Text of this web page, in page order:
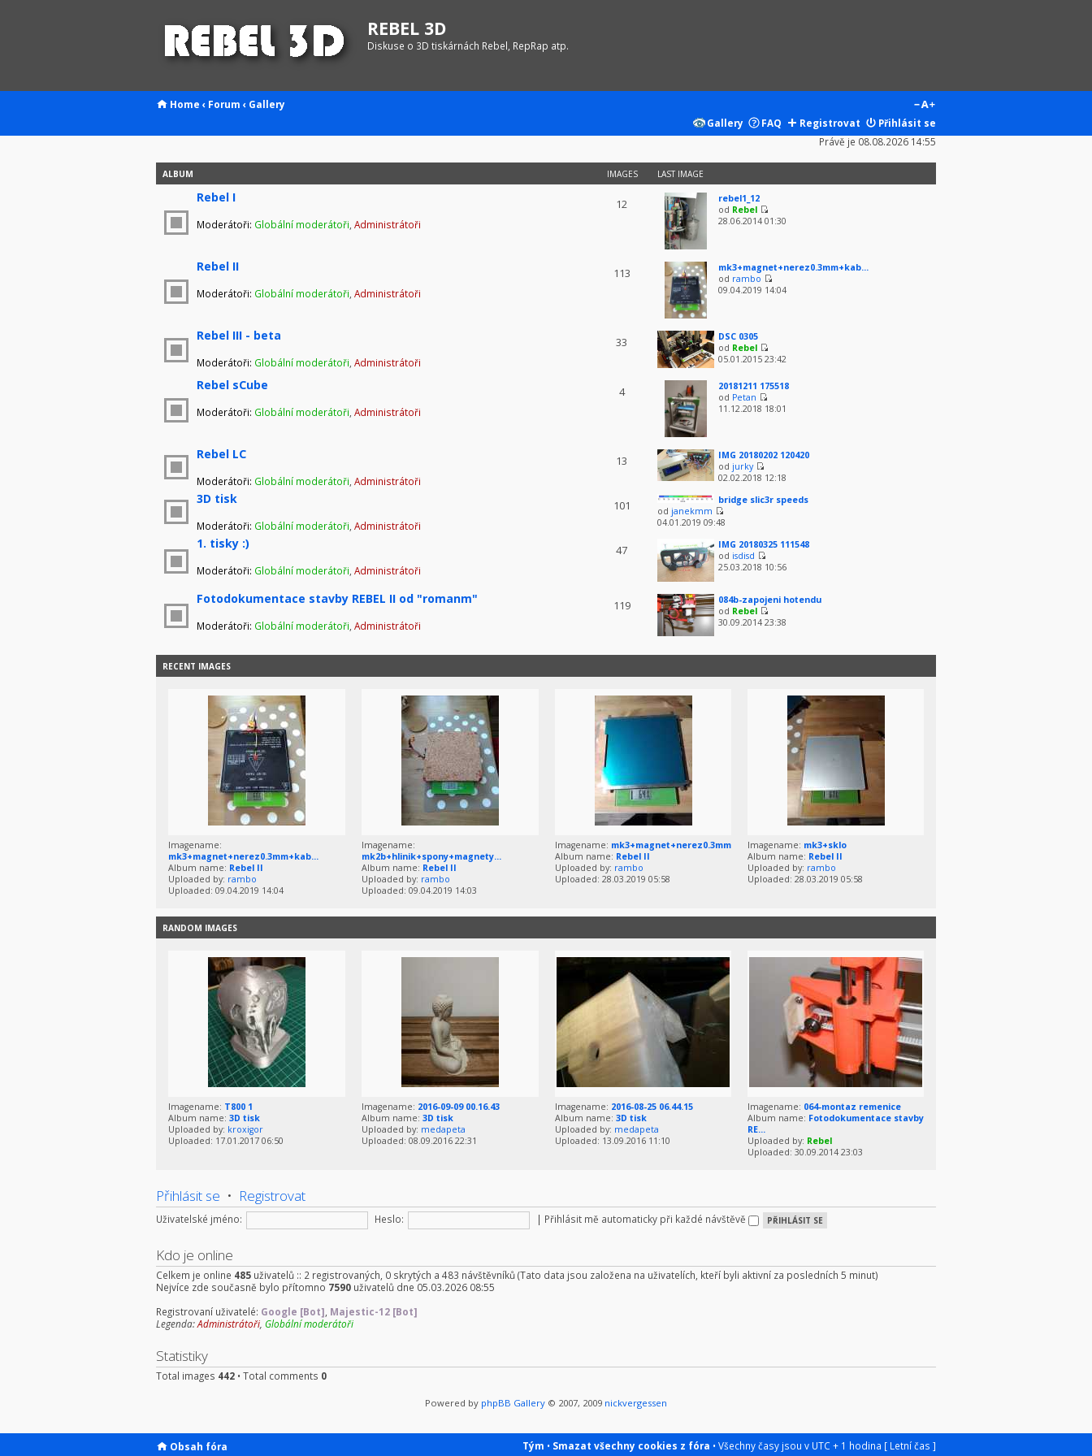
REBEL 3D
Diskuse o 3D tiskárnách Rebel, RepRap atp.
Home ‹ Forum ‹ Gallery
Gallery
FAQ Registrovat
Přihlásit se
Právě je 08.08.2026 14:55
ALBUM IMAGES LAST IMAGE
Rebel I
Moderátoři: Globální moderátoři Administrátoři
12
rebel1_12
od Rebel
28.06.2014 01:30
Rebel II
Moderátoři: Globální moderátoři Administrátoři
113
mk3+magnet+nerez0.3mm+kab...
od rambo
09.04.2019 14:04
Rebel III - beta
Moderátoři: Globální moderátoři Administrátoři
33
DSC 0305
od Rebel
05.01.2015 23:42
Rebel sCube
Moderátoři: Globální moderátoři Administrátoři
4
20181211 175518
od Petan
11.12.2018 18:01
Rebel LC
Moderátoři: Globální moderátoři Administrátoři
13
IMG 20180202 120420
od jurky
02.02.2018 12:18
3D tisk
Moderátoři: Globální moderátoři Administrátoři
101
bridge slic3r speeds
od janekmm
04.01.2019 09:48
1. tisky :)
Moderátoři: Globální moderátoři Administrátoři
47
IMG 20180325 111548
od isdisd
25.03.2018 10:56
Fotodokumentace stavby REBEL II od "romanm"
Moderátoři: Globální moderátoři Administrátoři
119
084b-zapojeni hotendu
od Rebel
30.09.2014 23:38
RECENT IMAGES
Imagename:
mk3+magnet+nerez0.3mm+kab...
Album name: Rebel II
Uploaded by: rambo
Uploaded: 09.04.2019 14:04
Imagename:
mk2b+hlinik+spony+magnety...
Album name: Rebel II
Uploaded by: rambo
Uploaded: 09.04.2019 14:03
Imagename: mk3+magnet+nerez0.3mm
Album name: Rebel II
Uploaded by: rambo
Uploaded: 28.03.2019 05:58
Imagename: mk3+sklo
Album name: Rebel II
Uploaded by: rambo
Uploaded: 28.03.2019 05:58
RANDOM IMAGES
Imagename: T800 1
Album name: 3D tisk
Uploaded by: kroxigor
Uploaded: 17.01.2017 06:50
Imagename: 2016-09-09 00.16.43
Album name: 3D tisk
Uploaded by: medapeta
Uploaded: 08.09.2016 22:31
Imagename: 2016-08-25 06.44.15
Album name: 3D tisk
Uploaded by: medapeta
Uploaded: 13.09.2016 11:10
Imagename: 064-montaz remenice
Album name: Fotodokumentace stavby
RE...
Uploaded by: Rebel
Uploaded: 30.09.2014 23:03
Přihlásit se • Registrovat
Uživatelské jméno: Heslo: | Přihlásit mě automaticky při každé návštěvě
Kdo je online
Celkem je online 485 uživatelů :: 2 registrovaných, 0 skrytých a 483 návštěvníků (Tato data jsou založena na uživatelích, kteří byli aktivní za posledních 5 minut)
Nejvíce zde současně bylo přítomno 7590 uživatelů dne 05.03.2026 08:55
Registrovaní uživatelé: Google [Bot] Majestic-12 [Bot]
Legenda:Administrátoři Globální moderátoři
Statistiky
Total images 442 • Total comments 0
Powered by phpBB Gallery © 2007, 2009 nickvergessen
Obsah fóra Tým • Smazat všechny cookies z fóra • Všechny časy jsou v UTC + 1 hodina [ Letní čas ]